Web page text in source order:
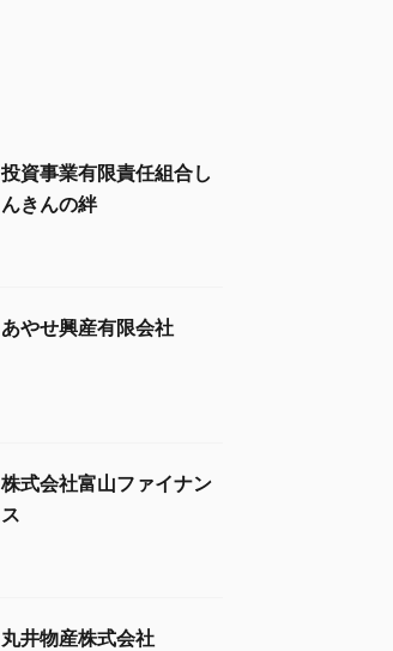
投資事業有限責任組合し
んきんの絆
あやせ興産有限会社
株式会社富山ファイナン
ス
丸井物産株式会社